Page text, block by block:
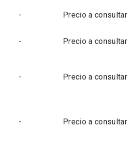
- Precio a consultar
- Precio a consultar
- Precio a consultar
- Precio a consultar